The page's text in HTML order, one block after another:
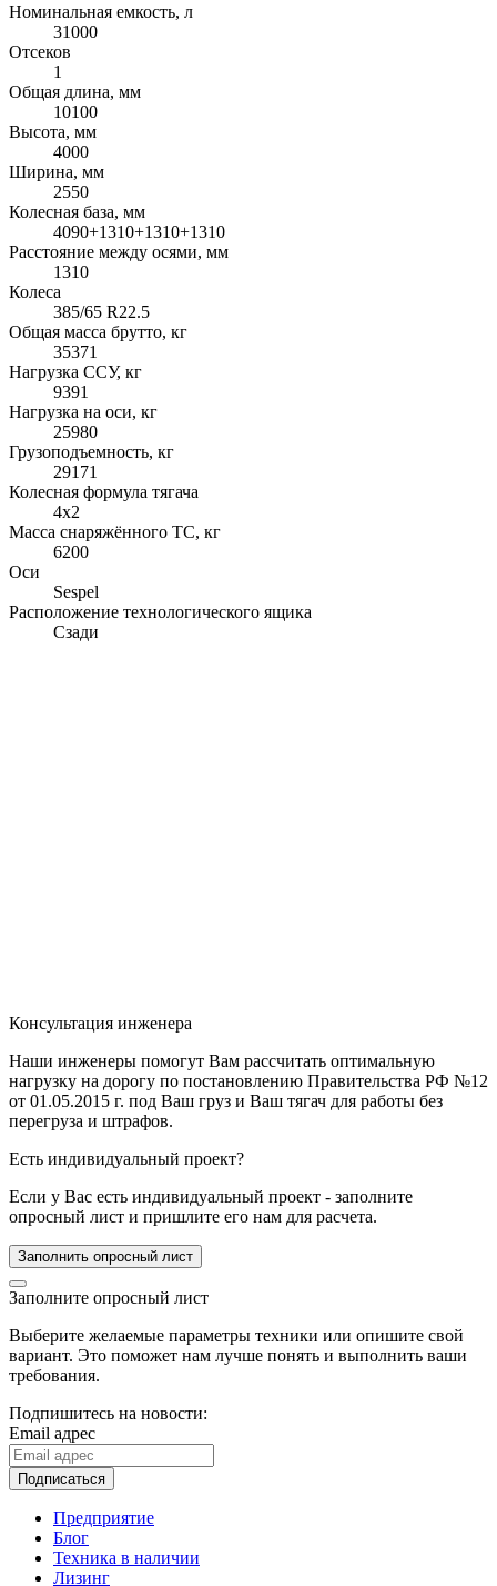
Номинальная емкость, л
31000
Отсеков
1
Общая длина, мм
10100
Высота, мм
4000
Ширина, мм
2550
Колесная база, мм
4090+1310+1310+1310
Расстояние между осями, мм
1310
Колеса
385/65 R22.5
Общая масса брутто, кг
35371
Нагрузка ССУ, кг
9391
Нагрузка на оси, кг
25980
Грузоподъемность, кг
29171
Колесная формула тягача
4x2
Масса снаряжённого ТС, кг
6200
Оси
Sespel
Расположение технологического ящика
Сзади
Консультация инженера
Наши инженеры помогут Вам рассчитать оптимальную
нагрузку на дорогу по постановлению Правительства РФ №12
от 01.05.2015 г. под Ваш груз и Ваш тягач для работы без
перегруза и штрафов.
Есть индивидуальный проект?
Если у Вас есть индивидуальный проект - заполните
опросный лист и пришлите его нам для расчета.
Заполнить опросный лист
Заполните опросный лист
Выберите желаемые параметры техники или опишите свой
вариант. Это поможет нам лучше понять и выполнить ваши
требования.
Подпишитесь на новости:
Email адрес
Подписаться
Предприятие
Блог
Техника в наличии
Лизинг